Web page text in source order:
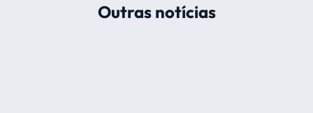
Outras notícias